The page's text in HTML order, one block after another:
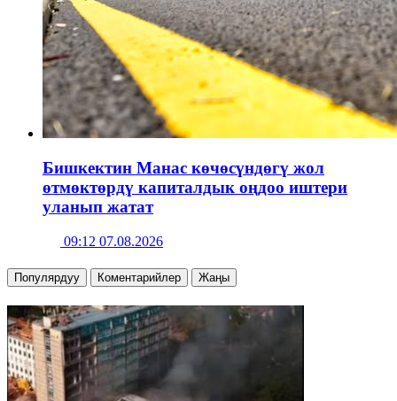
Бишкектин Манас көчөсүндөгү жол
өтмөктөрдү капиталдык оңдоо иштери
уланып жатат
09:12 07.08.2026
Популярдуу Коментарийлер Жаңы